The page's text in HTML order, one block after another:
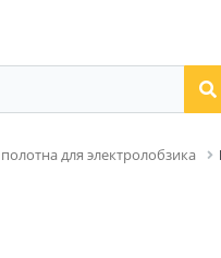
для электролобзика